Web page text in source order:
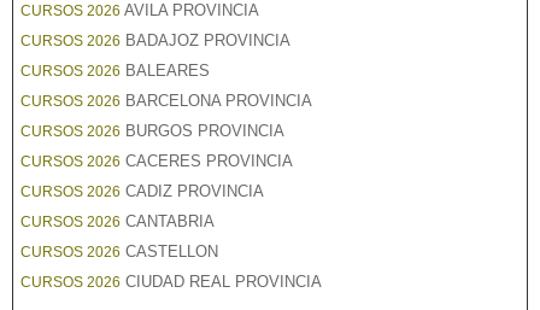
CURSOS 2026 AVILA PROVINCIA
CURSOS 2026 BADAJOZ PROVINCIA
CURSOS 2026 BALEARES
CURSOS 2026 BARCELONA PROVINCIA
CURSOS 2026 BURGOS PROVINCIA
CURSOS 2026 CACERES PROVINCIA
CURSOS 2026 CADIZ PROVINCIA
CURSOS 2026 CANTABRIA
CURSOS 2026 CASTELLON
CURSOS 2026 CIUDAD REAL PROVINCIA